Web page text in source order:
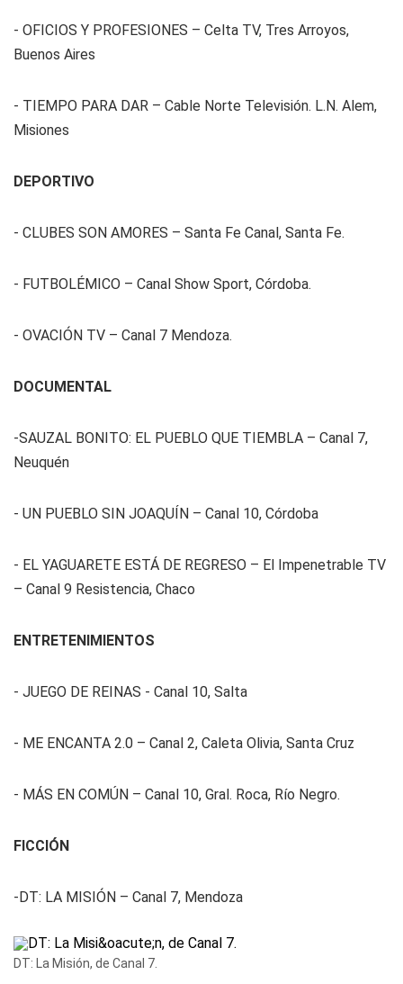
- OFICIOS Y PROFESIONES – Celta TV, Tres Arroyos,
Buenos Aires
- TIEMPO PARA DAR – Cable Norte Televisión. L.N. Alem,
Misiones
DEPORTIVO
- CLUBES SON AMORES – Santa Fe Canal, Santa Fe.
- FUTBOLÉMICO – Canal Show Sport, Córdoba.
- OVACIÓN TV – Canal 7 Mendoza.
DOCUMENTAL
-SAUZAL BONITO: EL PUEBLO QUE TIEMBLA – Canal 7,
Neuquén
- UN PUEBLO SIN JOAQUÍN – Canal 10, Córdoba
- EL YAGUARETE ESTÁ DE REGRESO – El Impenetrable TV
– Canal 9 Resistencia, Chaco
ENTRETENIMIENTOS
- JUEGO DE REINAS - Canal 10, Salta
- ME ENCANTA 2.0 – Canal 2, Caleta Olivia, Santa Cruz
- MÁS EN COMÚN – Canal 10, Gral. Roca, Río Negro.
FICCIÓN
-DT: LA MISIÓN – Canal 7, Mendoza
DT: La Misión, de Canal 7.